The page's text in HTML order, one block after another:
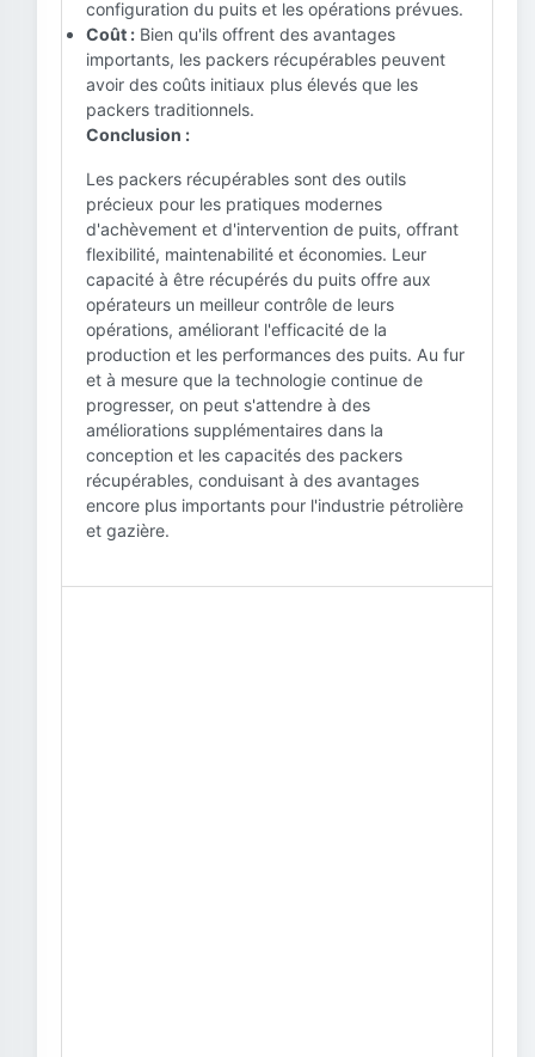
configuration du puits et les opérations prévues.
Coût : Bien qu'ils offrent des avantages
importants, les packers récupérables peuvent
avoir des coûts initiaux plus élevés que les
packers traditionnels.
Conclusion :
Les packers récupérables sont des outils
précieux pour les pratiques modernes
d'achèvement et d'intervention de puits, offrant
flexibilité, maintenabilité et économies. Leur
capacité à être récupérés du puits offre aux
opérateurs un meilleur contrôle de leurs
opérations, améliorant l'efficacité de la
production et les performances des puits. Au fur
et à mesure que la technologie continue de
progresser, on peut s'attendre à des
améliorations supplémentaires dans la
conception et les capacités des packers
récupérables, conduisant à des avantages
encore plus importants pour l'industrie pétrolière
et gazière.